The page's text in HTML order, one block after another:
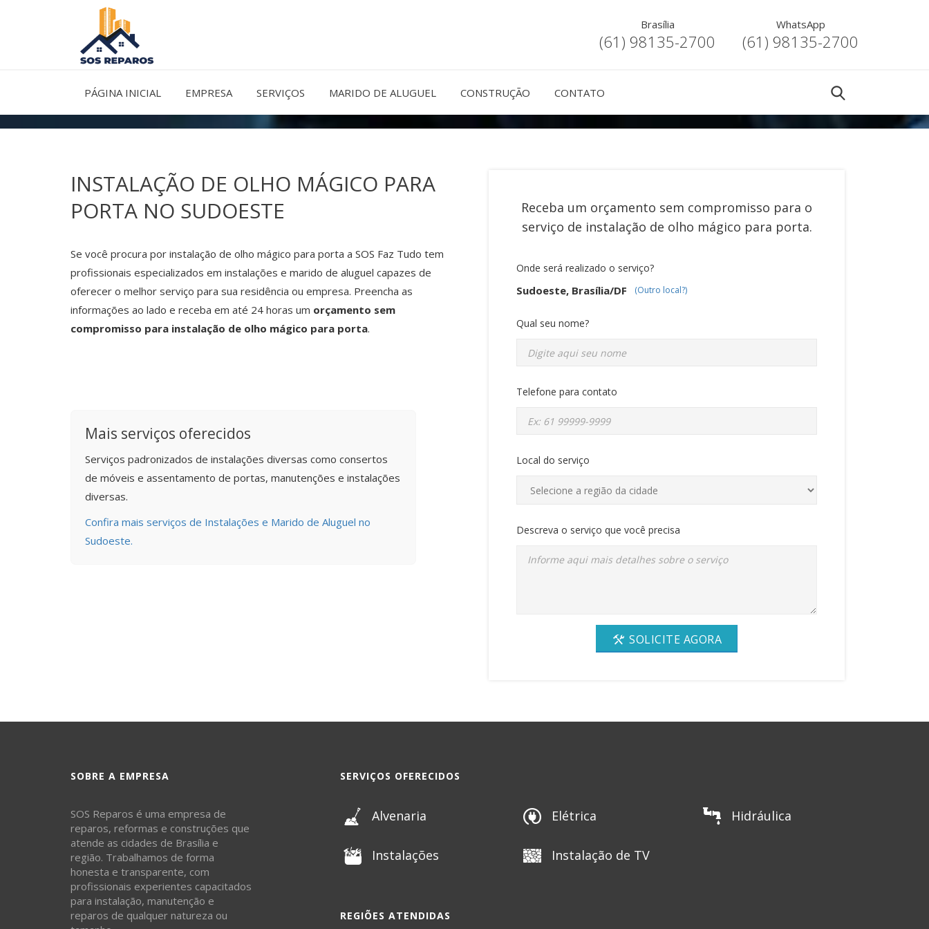
Brasília
(61) 98135-2700
WhatsApp
(61) 98135-2700
PÁGINA INICIAL EMPRESA SERVIÇOS MARIDO DE ALUGUEL CONSTRUÇÃO CONTATO
INSTALAÇÃO DE OLHO MÁGICO PARA
PORTA NO SUDOESTE
Se você procura por instalação de olho mágico para porta a SOS Faz Tudo tem
profissionais especializados em instalações e marido de aluguel capazes de
oferecer o melhor serviço para sua residência ou empresa. Preencha as
informações ao lado e receba em até 24 horas um orçamento sem
compromisso para instalação de olho mágico para porta.
Mais serviços oferecidos
Serviços padronizados de instalações diversas como consertos
de móveis e assentamento de portas, manutenções e instalações
diversas.
Confira mais serviços de Instalações e Marido de Aluguel no
Sudoeste.
Receba um orçamento sem compromisso para o
serviço de instalação de olho mágico para porta.
Onde será realizado o serviço?
Sudoeste, Brasília/DF (Outro local?)
Qual seu nome?
Telefone para contato
Local do serviço
Descreva o serviço que você precisa
SOLICITE AGORA
SOBRE A EMPRESA
SOS Reparos é uma empresa de
reparos, reformas e construções que
atende as cidades de Brasília e
região. Trabalhamos de forma
honesta e transparente, com
profissionais experientes capacitados
para instalação, manutenção e
reparos de qualquer natureza ou
SERVIÇOS OFERECIDOS
Alvenaria
Instalações
Elétrica
Instalação de TV
Hidráulica
REGIÕES ATENDIDAS